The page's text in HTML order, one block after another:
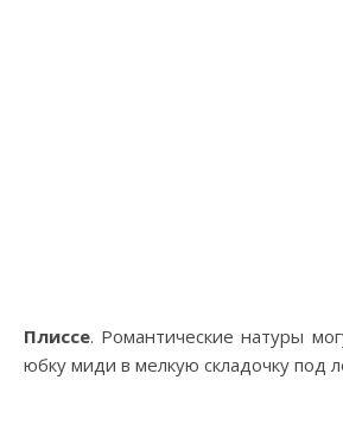
Плиссе. Романтические натуры
юбку миди в мелкую складочку под